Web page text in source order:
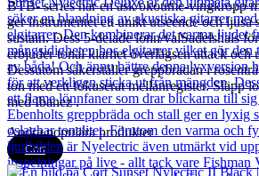
BTB- series har en ask/okoume-vingkropp
ger instrumentet ett unikt utseende och
sustain. Dess 5-delade lönn/valSadelshals
erbjuder tonal klarhet överlägsen attack och
Dessutom säkerställer greppbrädan i
ton med ett fokuserat mellanregister. Släpp
med Ibanez .
Andra populära produkter
Cort